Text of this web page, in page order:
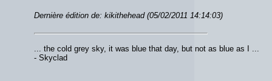
Dernière édition de: kikithehead (05/02/2011 14:14:03)
... the cold grey sky, it was blue that day, but not as blue as I ...
- Skyclad